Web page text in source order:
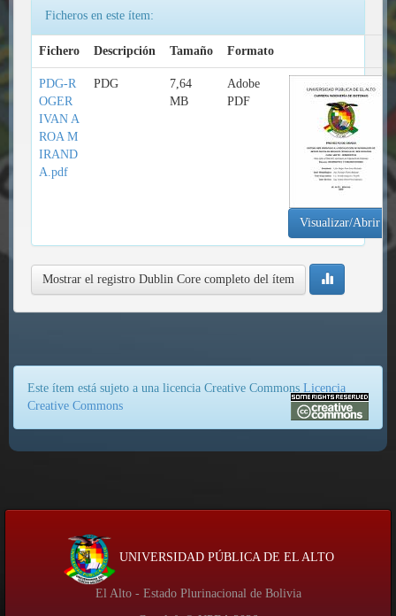
Ficheros en este ítem:
Fichero Descripción Tamaño Formato
PDG-R
OGER
IVAN A
ROA M
IRAND
A.pdf
PDG
7,64
MB
Adobe
PDF
Visualizar/Abrir
Mostrar el registro Dublin Core completo del ítem
Este ítem está sujeto a una licencia Creative Commons Licencia
Creative Commons
UNIVERSIDAD PÚBLICA DE EL ALTO
El Alto - Estado Plurinacional de Bolivia